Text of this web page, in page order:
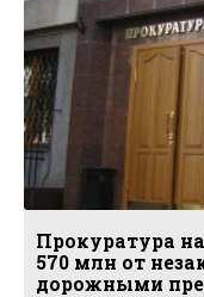
Прокуратура
570 млн от
дорожными